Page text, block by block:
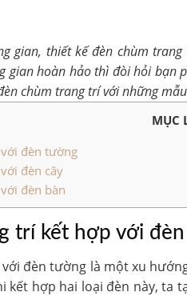
gian, thiết kế đèn chùm
gian hoàn hảo thì đòi hỏi
chùm trang trí với những
MỤC
đèn tường
đèn cây
đèn bàn
trí kết hợp với
đèn tường là một xu
kết hợp hai loại đèn này,